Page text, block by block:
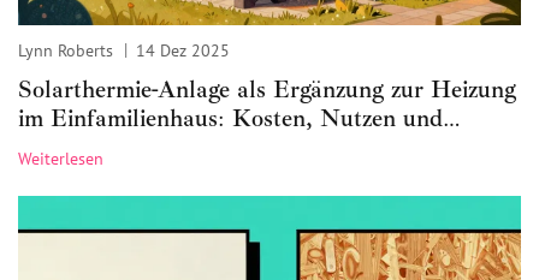
Lynn Roberts 14 Dez 2025
Solarthermie-Anlage als Ergänzung zur Heizung
im Einfamilienhaus: Kosten, Nutzen und
Praxis-Tipps
Weiterlesen